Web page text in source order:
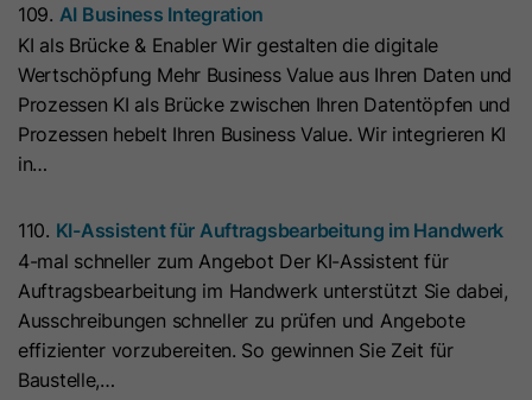
109. AI Business Integration
KI als Brücke & Enabler Wir gestalten die digitale
Wertschöpfung Mehr Business Value aus Ihren Daten und
Prozessen KI als Brücke zwischen Ihren Datentöpfen und
Prozessen hebelt Ihren Business Value. Wir integrieren KI
in…
110. KI-Assistent für Auftragsbearbeitung im Handwerk
4-mal schneller zum Angebot Der KI-Assistent für
Auftragsbearbeitung im Handwerk unterstützt Sie dabei,
Ausschreibungen schneller zu prüfen und Angebote
effizienter vorzubereiten. So gewinnen Sie Zeit für
Baustelle,…
Zweck
speichern, wie Besucher mit der
Website interagieren. Das Cookie hilft
bei der Erstellung eines
Analyseberichts. Die Datensammlung
umfasst die Anzahl der Besucher, den
Name _clck
Anbieter www.clarity.ms
Laufzeit
Mal angezeigt werden, wenn
Besucher im strengen Modus Ihre
Website besuchen. Es enthält die
Zeichenfolge „Ja“ oder „Nein“.
Anbieter HubSpot
Laufzeit 13 Monate
Dieses Cookie wird verwendet, um